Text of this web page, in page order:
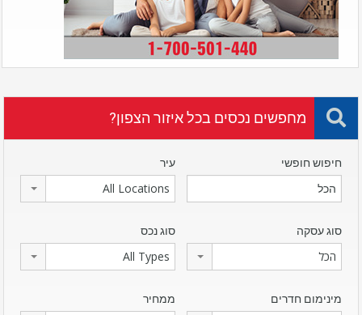
מחפשים נכסים בכל איזור הצפון?
חיפוש חופשי עיר
All Locations
סוג עסקה
הכל
סוג נכס
All Types
מינימום חדרים ממחיר